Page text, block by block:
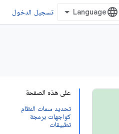
تسجيل الدخول
على هذه الصفحة
تحديد سمات النظام
كواجهات برمجة
تطبيقات